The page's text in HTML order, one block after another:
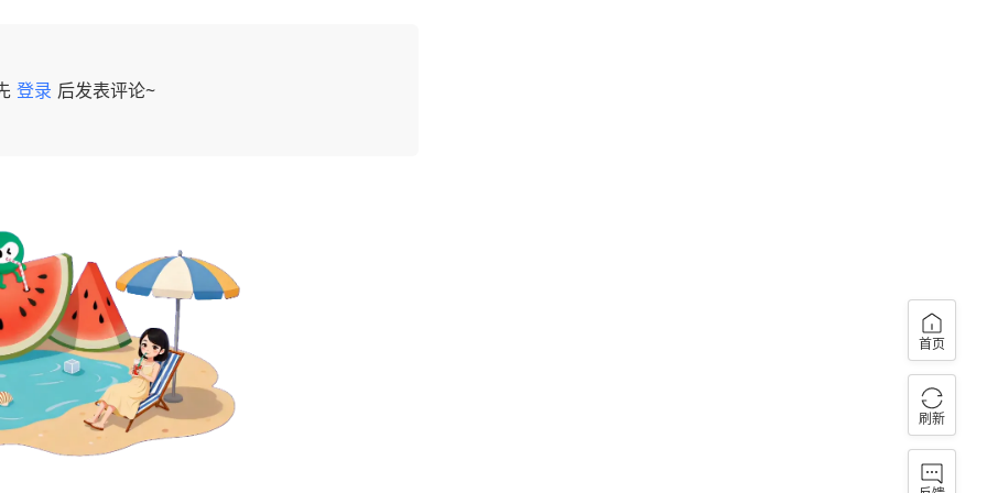
登录 后发表评论~
首页
刷新